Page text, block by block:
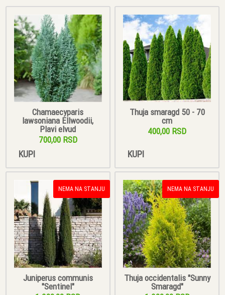
Chamaecyparis
lawsoniana Ellwoodii,
Plavi elvud
700,00 RSD
KUPI
Thuja smaragd 50 - 70
cm
400,00 RSD
KUPI
NEMA NA STANJU
Juniperus communis
"Sentinel"
NEMA NA STANJU
Thuja occidentalis "Sunny
Smaragd"